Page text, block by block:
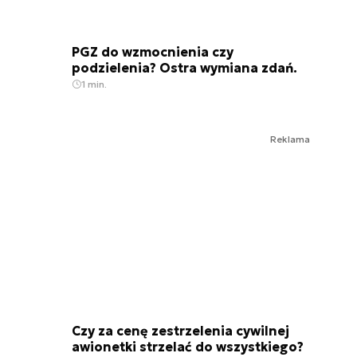
PGZ do wzmocnienia czy
podzielenia? Ostra wymiana zdań.
1 min.
Reklama
Czy za cenę zestrzelenia cywilnej
awionetki strzelać do wszystkiego?